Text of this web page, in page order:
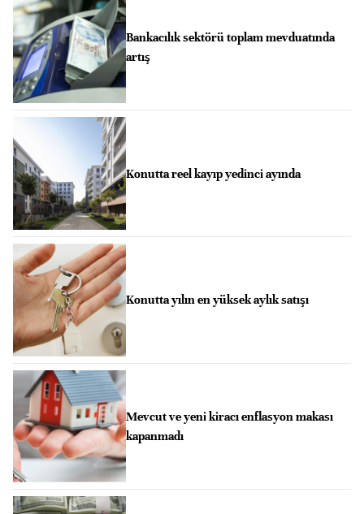
Bankacılık sektörü toplam mevduatında
artış
Konutta reel kayıp yedinci ayında
Konutta yılın en yüksek aylık satışı
Mevcut ve yeni kiracı enflasyon makası
kapanmadı